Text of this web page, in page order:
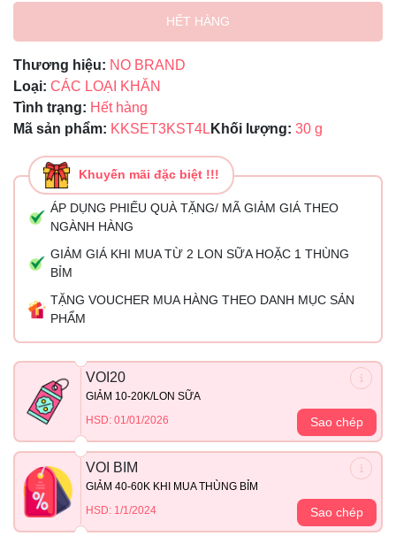
HẾT HÀNG
Thương hiệu: NO BRAND
Loại: CÁC LOẠI KHĂN
Tình trạng: Hết hàng
Mã sản phẩm: KKSET3KST4L Khối lượng: 30 g
Khuyến mãi đặc biệt !!!
ÁP DỤNG PHIẾU QUÀ TẶNG/ MÃ GIẢM GIÁ THEO
NGÀNH HÀNG
GIẢM GIÁ KHI MUA TỪ 2 LON SỮA HOẶC 1 THÙNG
BỈM
TẶNG VOUCHER MUA HÀNG THEO DANH MỤC SẢN
PHẨM
VOI20
GIẢM 10-20K/LON SỮA
HSD: 01/01/2026
Sao chép
VOI BIM
GIẢM 40-60K KHI MUA THÙNG BỈM
HSD: 1/1/2024
Sao chép